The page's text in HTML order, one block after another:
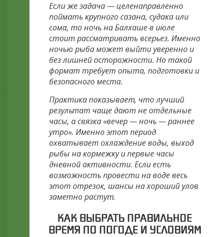
Если же задача — целенаправленно
поймать крупного сазана, судака или
сома, то ночь на Балхаше в июле
стоит рассматривать всерьез. Именно
ночью рыба может выйти уверенно и
без лишней осторожности. Но такой
формат требует опыта, подготовки и
безопасного места.
Практика показывает, что лучший
результат чаще дают не отдельные
часы, а связка «вечер — ночь — раннее
утро». Именно этот период
охватывает охлаждение воды, выход
рыбы на кормежку и первые часы
дневной активности. Если есть
возможность провести на воде весь
этот отрезок, шансы на хороший улов
заметно растут.
КАК ВЫБРАТЬ ПРАВИЛЬНОЕ
ВРЕМЯ ПО ПОГОДЕ И УСЛОВИЯМ